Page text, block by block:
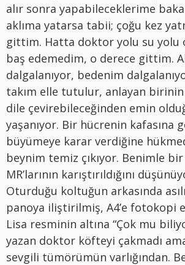
alır sonra yapabileceklerime
aklıma yatarsa tabii; çoğu kez
gittim. Hatta doktor yolu su yolu
baş edemedim, o derece gittim.
dalgalanıyor, bedenim
takım elle tutulur, anlayan
dile çevirebileceğinden emin
yaşanıyor. Bir hücrenin kafasına
büyümeye karar verdiğine
beynim temiz çıkıyor. Benimle
MR’larının karıştırıldığını
Oturduğu koltuğun arkasında
panoya iliştirilmiş, A4’e fotokopi
Lisa resminin altına “Çok mu
yazan doktor köfteyi çakmadı
sevgili tümörümün varlığından.